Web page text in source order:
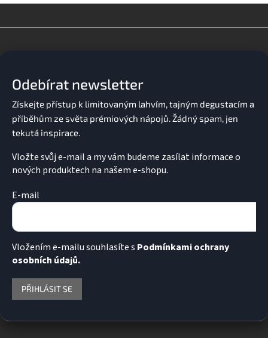
Odebírat newsletter
Vložte svůj e-mail a my vám budeme zasílat informace o
nových produktech na našem e-shopu.
E-mail
Vložením e-mailu souhlasíte s Podmínkami ochrany
osobních údajů.
PŘIHLÁSIT SE